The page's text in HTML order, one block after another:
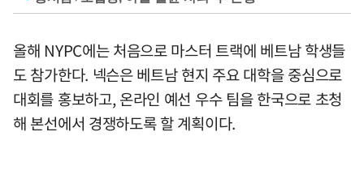
올해 NYPC에는 처음으로 마스터 트랙에 베트남 학생들
도 참가한다. 넥슨은 베트남 현지 주요 대학을 중심으로
대회를 홍보하고, 온라인 예선 우수 팀을 한국으로 초청
해 본선에서 경쟁하도록 할 계획이다.